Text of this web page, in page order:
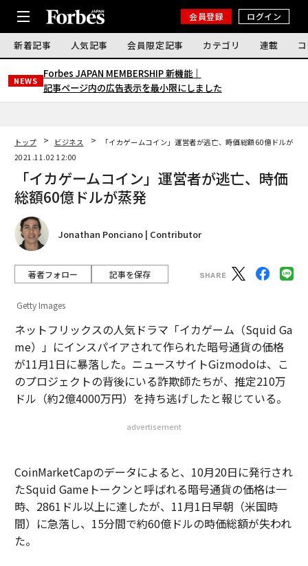
会員登録 ログイン
新着記事 人気記事 会員限定記事 カテゴリ 連載
NEWS
Forbes JAPAN MEMBERSHIP 新機能｜
記事ページ内の広告表示を最小限にしました
トップ ビジネス
「イカゲームコイン」運営者が逃亡、時価総額60億ドルが蒸発
2021.11.02 12:00
「イカゲームコイン」運営者が逃亡、時価
総額60億ドルが蒸発
Jonathan Ponciano | Contributor
著者フォロー 記事を保存
Getty Images
ネットフリックスの人気ドラマ「イカゲーム（Squid Ga
me）」にインスパイアされて作られた暗号通貨の価格
が11月1日に暴落した。ニュースサイトGizmodoは、こ
のプロジェクトの背後にいる詐欺師たちが、推定210万
ドル（約2億4000万円）を持ち逃げしたと報じている。
advertisement
CoinMarketCapのデータによると、10月20日に発行され
たSquid Gameトークンと呼ばれる暗号通貨の価格は一
時、2861ドル以上に達したが、11月1日早朝（米国時
間）に急落し、15分間で約60億ドルの時価総額が失われ
た。